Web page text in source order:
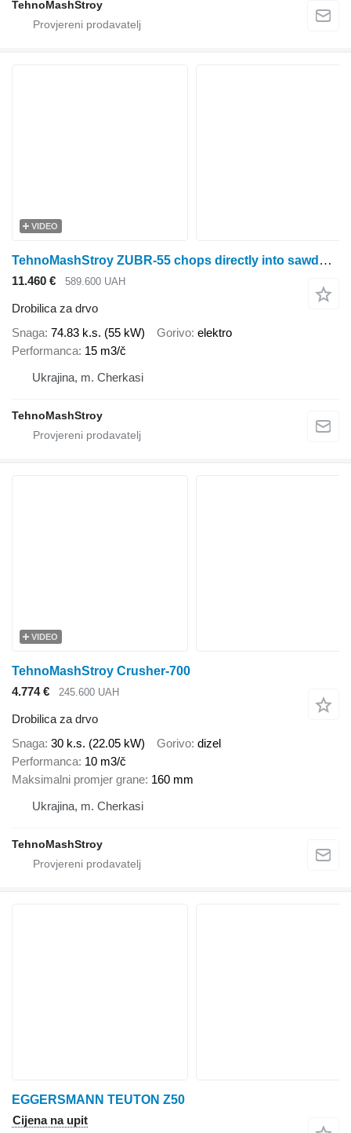
TehnoMashStroy
VIDEO
TehnoMashStroy ZUBR-55 chops directly into sawdust, 55 kW
11.460 € 589.600 UAH
Drobilica za drvo
Snaga 74.83 k.s. (55 kW) Gorivo elektro
Performanca 15 m3/č
Ukrajina, m. Cherkasi
TehnoMashStroy
VIDEO
TehnoMashStroy Crusher-700
4.774 €
245.600 UAH
Drobilica za drvo
Snaga 30 k.s. (22.05 kW) Gorivo dizel
Performanca 10 m3/č
Maksimalni promjer grane 160 mm
Ukrajina, m. Cherkasi
TehnoMashStroy
EGGERSMANN TEUTON Z50
Cijena na upit